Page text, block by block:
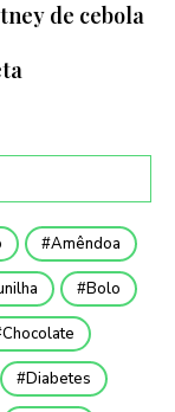
de cebola
Amêndoa
Bolo
Chocolate
Diabetes